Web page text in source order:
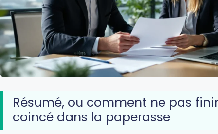
Résumé, ou comment ne pas finir
coincé dans la paperasse